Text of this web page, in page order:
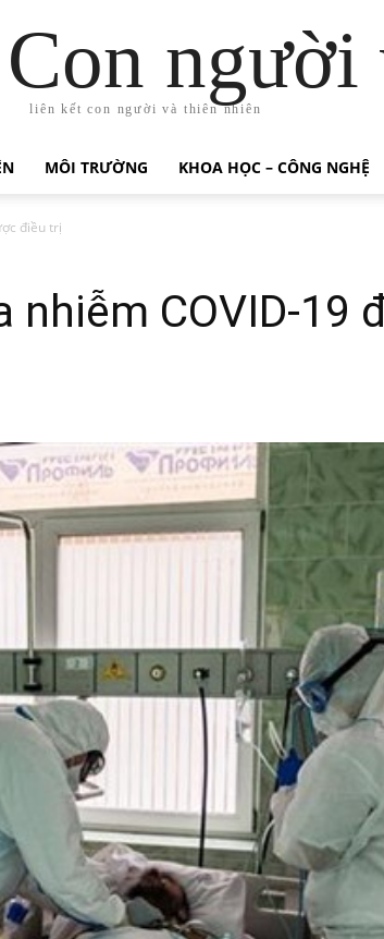
người
liên kết con người và thiên nhiên
MÔI TRƯỜNG KHOA HỌC – CÔNG NGHỆ
điều trị
nhiễm COVID-19